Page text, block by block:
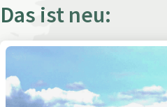
Das ist neu: